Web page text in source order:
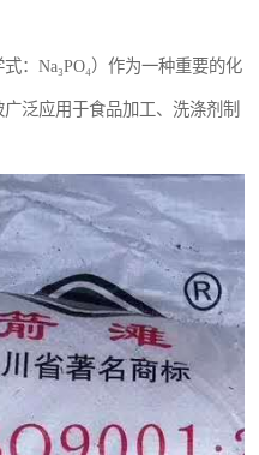
：Na₃PO₄）作为一种重要的化
泛应用于食品加工、洗涤剂制